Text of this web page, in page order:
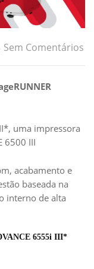
Sem Comentários
uma impressora
6500 III
acabamento e
baseada na
interno de alta
6555i III*